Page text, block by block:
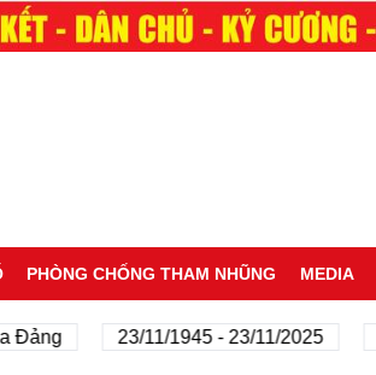
PHÒNG CHỐNG THAM NHŨNG MEDIA
Đảng 23/11/1945 - 23/11/2025